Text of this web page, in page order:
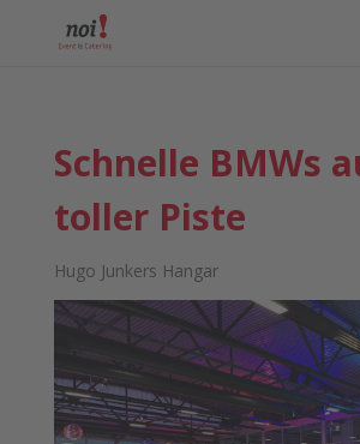
Schnelle BMWs
toller Piste
Hugo Junkers Hangar